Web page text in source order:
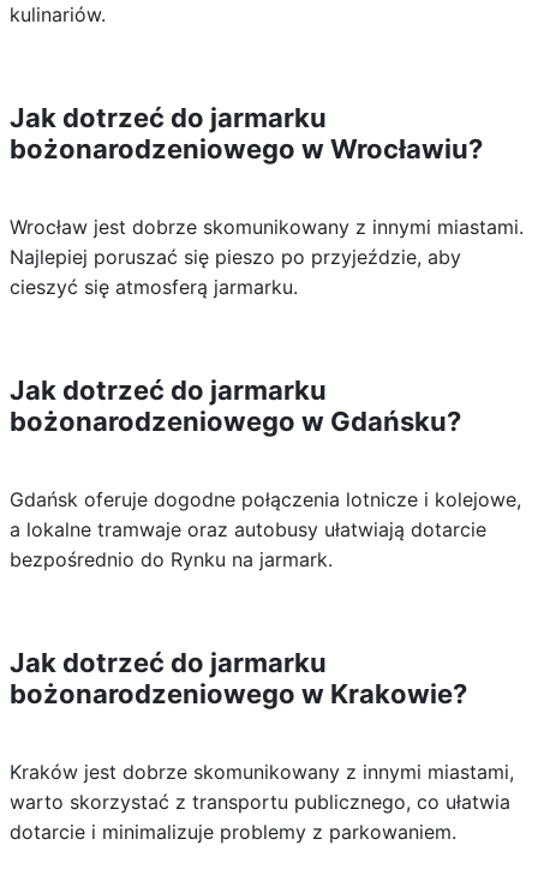
kulinariów.
Jak dotrzeć do jarmarku
bożonarodzeniowego w Wrocławiu?
Wrocław jest dobrze skomunikowany z innymi miastami.
Najlepiej poruszać się pieszo po przyjeździe, aby
cieszyć się atmosferą jarmarku.
Jak dotrzeć do jarmarku
bożonarodzeniowego w Gdańsku?
Gdańsk oferuje dogodne połączenia lotnicze i kolejowe,
a lokalne tramwaje oraz autobusy ułatwiają dotarcie
bezpośrednio do Rynku na jarmark.
Jak dotrzeć do jarmarku
bożonarodzeniowego w Krakowie?
Kraków jest dobrze skomunikowany z innymi miastami,
warto skorzystać z transportu publicznego, co ułatwia
dotarcie i minimalizuje problemy z parkowaniem.